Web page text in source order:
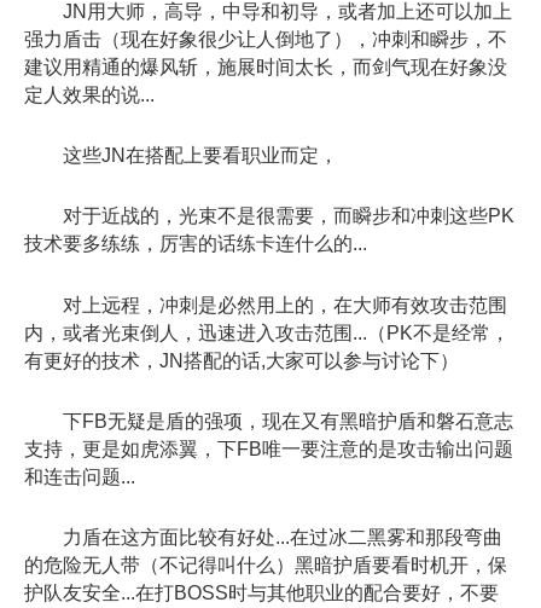
JN用大师，高导，中导和初导，或者加上还可以加上
强力盾击（现在好象很少让人倒地了），冲刺和瞬步，不
建议用精通的爆风斩，施展时间太长，而剑气现在好象没
定人效果的说...
这些JN在搭配上要看职业而定，
对于近战的，光束不是很需要，而瞬步和冲刺这些PK
技术要多练练，厉害的话练卡连什么的...
对上远程，冲刺是必然用上的，在大师有效攻击范围
内，或者光束倒人，迅速进入攻击范围...（PK不是经常，
有更好的技术，JN搭配的话,大家可以参与讨论下）
下FB无疑是盾的强项，现在又有黑暗护盾和磐石意志
支持，更是如虎添翼，下FB唯一要注意的是攻击输出问题
和连击问题...
力盾在这方面比较有好处...在过冰二黑雾和那段弯曲
的危险无人带（不记得叫什么）黑暗护盾要看时机开，保
护队友安全...在打BOSS时与其他职业的配合要好，不要